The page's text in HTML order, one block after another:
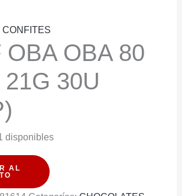
CONFITES
OBA OBA 80
30U
disponibles
AL